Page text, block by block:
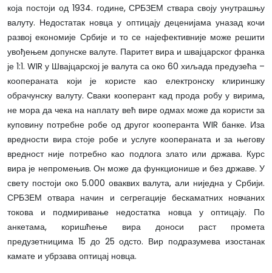
која постоји од 1934. године, СРБЗЕМ ствара своју унутрашњу
валуту. Недостатак новца у оптицају деценијама уназад кочи
развој економије Србије и то се најефективније може решити
увођењем допунске валуте. Паритет вира и швајцарског франка
је 1:1. WIR у Швајцарској је валута са око 60 хиљада предузећа –
коопераната који је користе као електронску клириншку
обрачунску валуту. Сваки кооперант кад прода робу у вирима,
не мора да чека на наплату већ вире одмах може да користи за
куповину потребне робе од другог кооперанта WIR банке. Иза
вредности вира стоје робе и услуге коопераната и за његову
вредност није потребно као подлога злато или држава. Курс
вира је непромењив. Он може да функционише и без државе. У
свету постоји око 5.000 оваквих валута, али ниједна у Србији.
СРБЗЕМ отвара начин и сегрегације бескаматних новчаних
токова и подмиривање недостатка новца у оптицају. По
анкетама, коришћење вира доноси раст промета
предузетницима 15 до 25 одсто. Вир подразумева изостанак
камате и убрзава оптицај новца.